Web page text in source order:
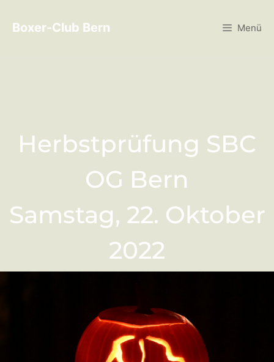
Boxer-Club Bern Menü
Herbstprüfung SBC
OG Bern
Samstag, 22. Oktober
2022